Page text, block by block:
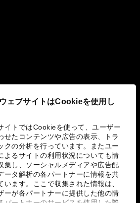
ェブサイトはCookieを使用し
イトではCookieを使って、ユーザー
せたコンテンツや広告の表示、トラ
クの分析を行っています。またユー
よるサイトの利用状況についても情
集し、ソーシャルメディアや広告配
ータ解析の各パートナーに情報を共
います。ここで収集された情報は、
ーが各パートナーに提供した他の情
取り組み